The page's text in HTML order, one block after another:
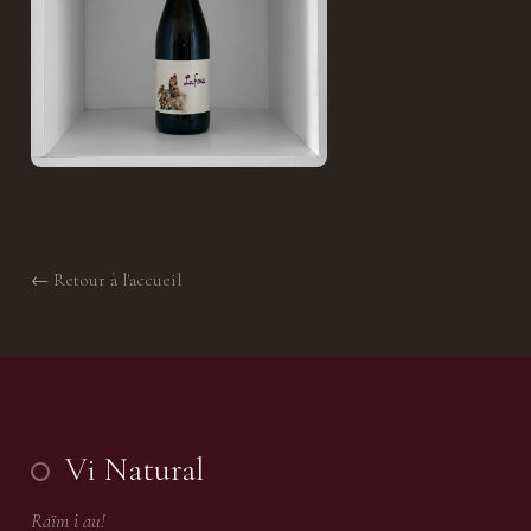
d'une quarantaine de mètres carrés et commence à
commercialiser ses vins sous toutes les règles
administratives. La production reste minuscule : entre 2
500 et 4 800 bouteilles selon les années. Les sécheresses
récentes ont fortement réduit les rendements, au point
Son approche du vin naturel est radicale mais
uniquement un passage très grossier, davantage pour
← Retour à l'accueil
Vi Natural
Raïm i au!